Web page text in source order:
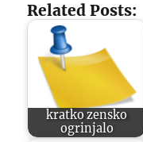
Related Posts:
kratko zensko
ogrinjalo